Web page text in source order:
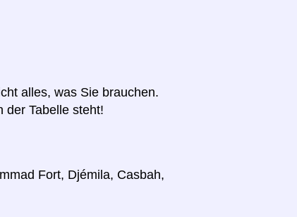
alles, was Sie brauchen.
der Tabelle steht!
Fort, Djémila, Casbah,